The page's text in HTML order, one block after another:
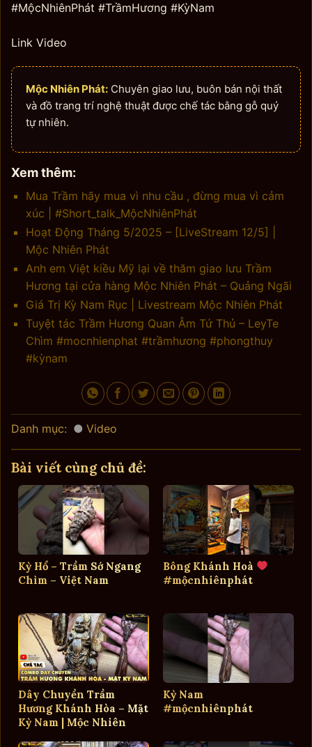
#MộcNhiênPhát #TrầmHương #KỳNam
Link Video
Mộc Nhiên Phát: Chuyên giao lưu, buôn bán nội thất
và đồ trang trí nghệ thuật được chế tác bằng gỗ quý
tự nhiên.
Xem thêm:
Mua Trầm hãy mua vì nhu cầu , đừng mua vì cảm
xúc | #Short_talk_MộcNhiênPhát
Hoạt Động Tháng 5/2025 – [LiveStream 12/5] |
Mộc Nhiên Phát
Anh em Việt kiều Mỹ lại về thăm giao lưu Trầm
Hương tại cửa hàng Mộc Nhiên Phát – Quảng Ngãi
Giá Trị Kỳ Nam Rục | Livestream Mộc Nhiên Phát
Tuyệt tác Trầm Hương Quan Âm Tứ Thủ – LeyTe
Chìm #mocnhienphat #trầmhương #phongthuy
#kỳnam
Danh mục: Video
Bài viết cùng chủ đề:
Kỳ Hổ – Trầm Sớ Ngang
Chìm – Việt Nam
Bông Khánh Hoà
#mộcnhiênphát
Dây Chuyền Trầm
Hương Khánh Hòa – Mặt
Kỳ Nam | Mộc Nhiên
Kỳ Nam
#mộcnhiênphát